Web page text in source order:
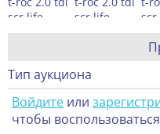
Тип аукциона
Войдите или
чтобы